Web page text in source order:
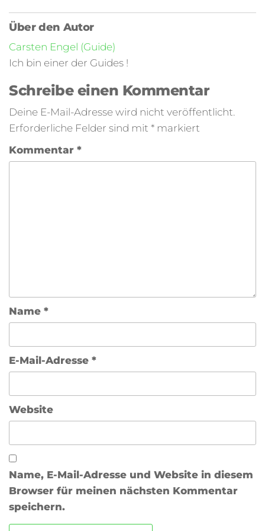
Über den Autor
Carsten Engel (Guide)
Ich bin einer der Guides !
Schreibe einen Kommentar
Deine E-Mail-Adresse wird nicht veröffentlicht.
Erforderliche Felder sind mit * markiert
Kommentar *
Name *
E-Mail-Adresse *
Website
Name, E-Mail-Adresse und Website in diesem
Browser für meinen nächsten Kommentar
speichern.